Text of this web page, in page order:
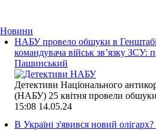
Новини
НАБУ провело обшуки в
командувача військ зв’язку ЗСУ:
Пашинський
Детективи Національного
(НАБУ) 25 квітня провели
15:08 14.05.24
В Україні з'явився новий